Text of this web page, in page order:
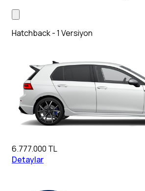
Hatchback - 1 Versiyon
6.777.000 TL
Detaylar